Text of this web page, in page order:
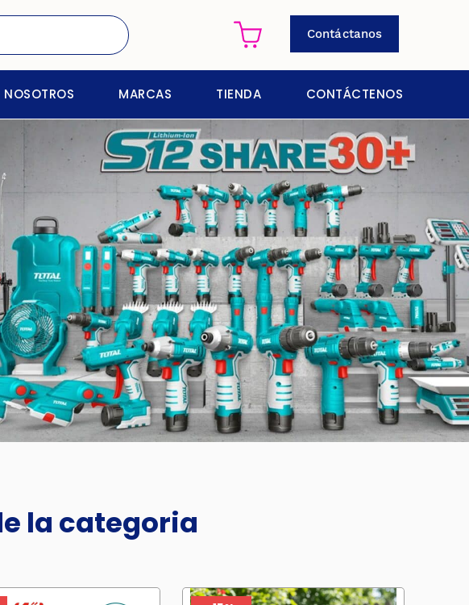
Contáctanos
NOSOTROS MARCAS TIENDA CONTÁCTENOS
la categoria